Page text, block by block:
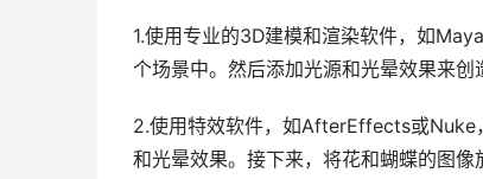
1.使用专业的3D建模和渲染软件，如
个场景中。然后添加光源和光晕效果来创
2.使用特效软件，如AfterEffects或Nuke
和光晕效果。接下来，将花和蝴蝶的图像